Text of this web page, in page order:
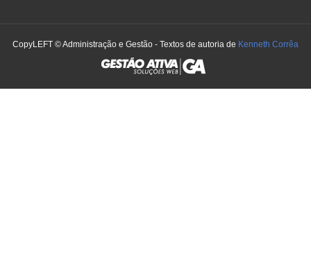
CopyLEFT © Administração e Gestão - Textos de autoria de Kenneth Corrêa